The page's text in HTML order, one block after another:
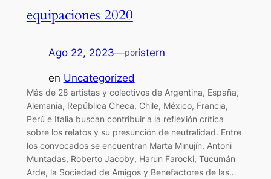
equipaciones 2020
Ago 22, 2023—poristern
en Uncategorized
Más de 28 artistas y colectivos de Argentina, España,
Alemania, República Checa, Chile, México, Francia,
Perú e Italia buscan contribuir a la reflexión crítica
sobre los relatos y su presunción de neutralidad. Entre
los convocados se encuentran Marta Minujín, Antoni
Muntadas, Roberto Jacoby, Harun Farocki, Tucumán
Arde, la Sociedad de Amigos y Benefactores de las…